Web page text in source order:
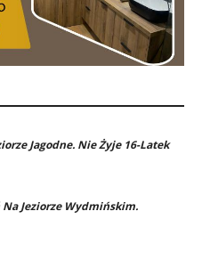
Jagodne. Nie Żyje 16-Latek
Na Jeziorze Wydmińskim.